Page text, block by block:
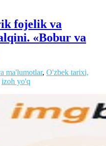
fojelik va
«Bobur va
ma'lumotlar, O'zbek tarixi,
izoh yo'q